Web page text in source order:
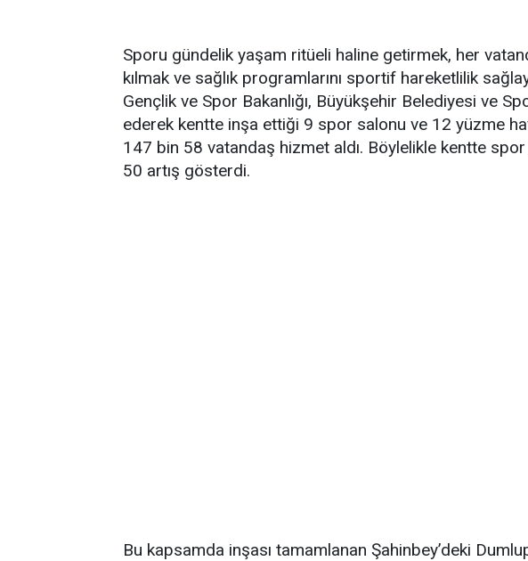
Sporu gündelik yaşam ritüeli haline getirmek, her
kılmak ve sağlık programlarını sportif hareketlilik
Gençlik ve Spor Bakanlığı, Büyükşehir Belediyesi ve
ederek kentte inşa ettiği 9 spor salonu ve 12 yüzme
147 bin 58 vatandaş hizmet aldı. Böylelikle kentte
50 artış gösterdi.
Bu kapsamda inşası tamamlanan Şahinbey’deki